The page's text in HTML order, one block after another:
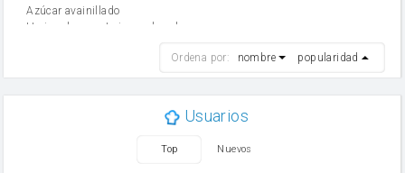
Azúcar avainillado
Harina de reposteria con levadura
mantequilla
Ordena por: nombre popularidad
Usuarios
Top Nuevos